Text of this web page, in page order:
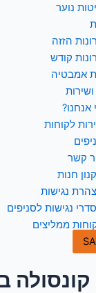
נוער
הזזה
קודש
אמבטיה
אנחנו?
לקוחות
קשר
חנות
נגישות
נגישות לסניפים
ממליצים
קונסולה